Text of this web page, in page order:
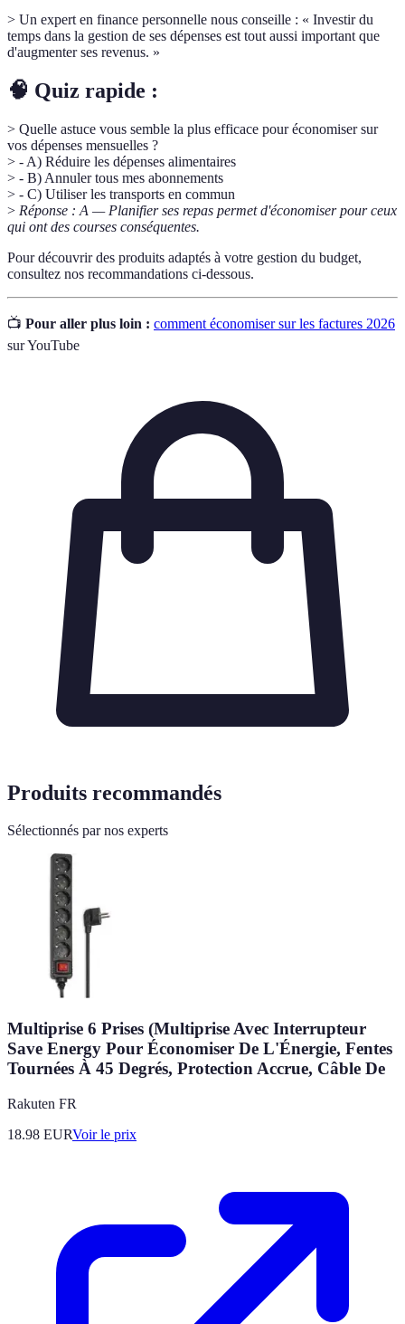
> Un expert en finance personnelle nous conseille : « Investir du
temps dans la gestion de ses dépenses est tout aussi important que
d'augmenter ses revenus. »
🧠 Quiz rapide :
> Quelle astuce vous semble la plus efficace pour économiser sur
vos dépenses mensuelles ?
> - A) Réduire les dépenses alimentaires
> - B) Annuler tous mes abonnements
> - C) Utiliser les transports en commun
> Réponse : A — Planifier ses repas permet d'économiser pour ceux
qui ont des courses conséquentes.
Pour découvrir des produits adaptés à votre gestion du budget,
consultez nos recommandations ci-dessous.
📺 Pour aller plus loin : comment économiser sur les factures 2026
sur YouTube
Produits recommandés
Sélectionnés par nos experts
Multiprise 6 Prises (Multiprise Avec Interrupteur
Save Energy Pour Économiser De L'Énergie, Fentes
Tournées À 45 Degrés, Protection Accrue, Câble De
Rakuten FR
18.98 EURVoir le prix